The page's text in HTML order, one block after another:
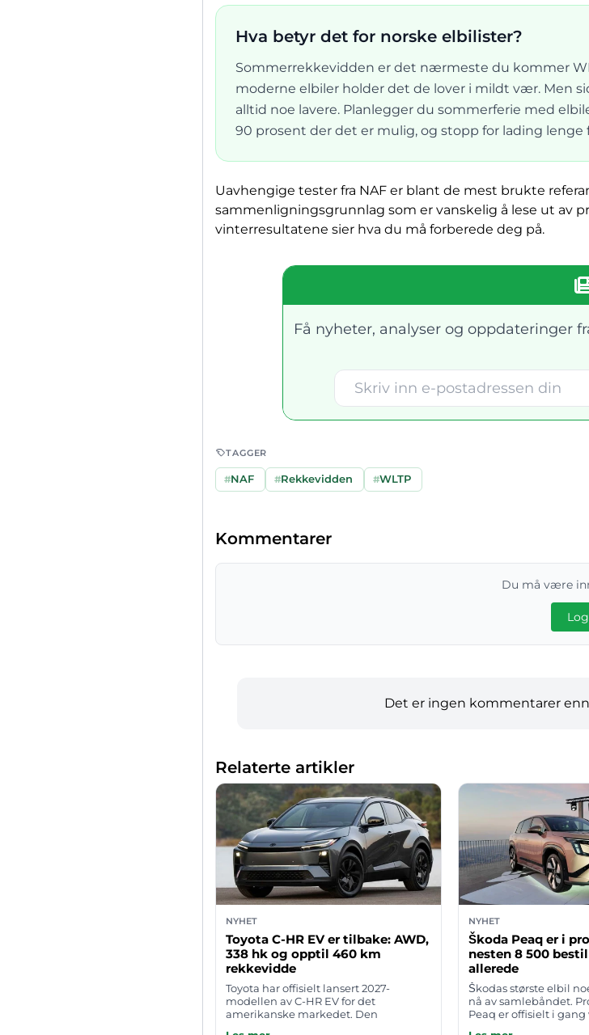
Hva betyr det for norske elbilister?
Sommerrekkevidden er det nærmeste du kommer
moderne elbiler holder det de lover i mildt vær. Men
alltid noe lavere. Planlegger du sommerferie med
90 prosent der det er mulig, og stopp for lading
Uavhengige tester fra NAF er blant de mest brukte
sammenligningsgrunnlag som er vanskelig å lese ut av
vinterresultatene sier hva du må forberede deg på.
Få nyheter, analyser og oppdateringer
TAGGER
#NAF #Rekkevidden #WLTP
Kommentarer
Du må være
Det er ingen kommentarer
Relaterte artikler
NYHET
Toyota C-HR EV er tilbake: AWD,
338 hk og opptil 460 km
rekkevidde
Toyota har offisielt lansert 2027-
modellen av C-HR EV for det
amerikanske markedet. Den
NYHET
Škoda Peaq er i
nesten 8 500
allerede
Škodas største elbil
nå av samlebåndet.
Peaq er offisielt i gang